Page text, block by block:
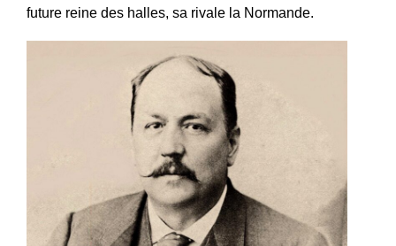
future reine des halles, sa rivale la Normande.